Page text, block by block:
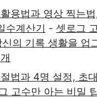
용법과 영상 찍는
수계산기 - 셋로그
의 기록 생활을 업
법과 4명 설정, 초
고수만 아는 비밀